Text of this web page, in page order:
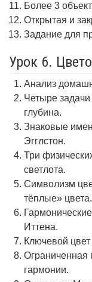
Более 3
Открытая и
Задание для
Урок 6.
Анализ
Четыре задачи
глубина.
Знаковые
Эгглстон.
Три
светлота.
Символизм
тёплые» цвета.
Иттена.
Ключевой
Ограниченная
гармонии.